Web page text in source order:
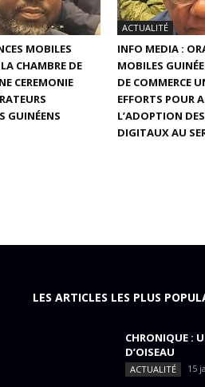
MOBILES
CHAMBRE DE
CEREMONIE
GUINÉENS
ACTUALITÉ
INFO MEDIA :
MOBILES
DE COMMERCE
EFFORTS POUR
L’ADOPTION
DIGITAUX AU
LES ARTICLES LES PLUS
CHRONIQUE :
D’OISEAU
ACTUALITÉ 15